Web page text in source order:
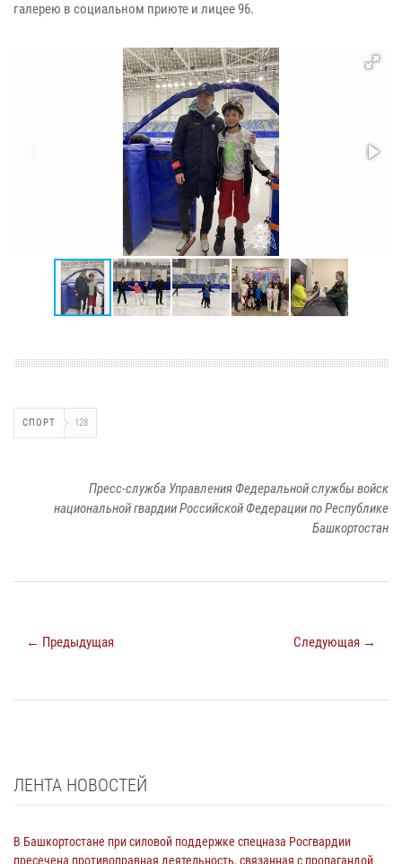
галерею в социальном приюте и лицее 96.
СПОРТ 128
Пресс-служба Управления Федеральной службы войск
национальной гвардии Российской Федерации по Республике
Башкортостан
← Предыдущая Следующая →
ЛЕНТА НОВОСТЕЙ
В Башкортостане при силовой поддержке спецназа Росгвардии
пресечена противоправная деятельность, связанная с пропагандой